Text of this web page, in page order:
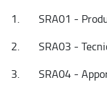
1. SRA01 -
2. SRA03 -
3. SRA04 -